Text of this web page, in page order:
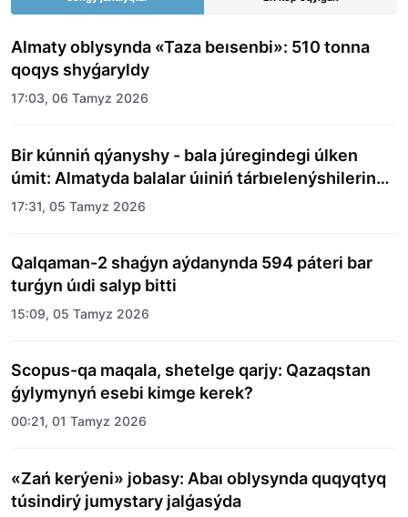
Almaty oblysynda «Taza beısenbi»: 510 tonna
qoqys shyǵaryldy
17:03, 06 Tamyz 2026
Bir kúnniń qýanyshy - bala júregindegi úlken
úmit: Almatyda balalar úıiniń tárbıelenýshilerine
merekelik kún uıymdastyryldy
17:31, 05 Tamyz 2026
Qalqaman-2 shaǵyn aýdanynda 594 páteri bar
turǵyn úıdi salyp bitti
15:09, 05 Tamyz 2026
Scopus-qa maqala, shetelge qarjy: Qazaqstan
ǵylymynyń esebi kimge kerek?
00:21, 01 Tamyz 2026
«Zań kerýeni» jobasy: Abaı oblysynda quqyqtyq
túsindirý jumystary jalǵasýda